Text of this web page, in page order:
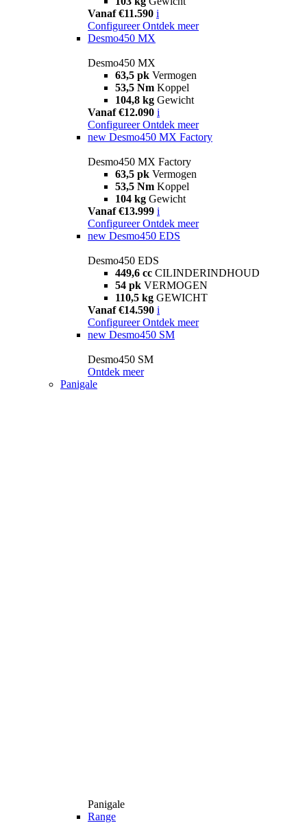
Vanaf €11.590 i
Configureer Ontdek meer
Desmo450 MX
Desmo450 MX
63,5 pk Vermogen
53,5 Nm Koppel
104,8 kg Gewicht
Vanaf €12.090 i
Configureer Ontdek meer
new Desmo450 MX Factory
Desmo450 MX Factory
63,5 pk Vermogen
53,5 Nm Koppel
104 kg Gewicht
Vanaf €13.999 i
Configureer Ontdek meer
new Desmo450 EDS
Desmo450 EDS
449,6 cc CILINDERINDHOUD
54 pk VERMOGEN
110,5 kg GEWICHT
Vanaf €14.590 i
Configureer Ontdek meer
new Desmo450 SM
Desmo450 SM
Ontdek meer
Panigale
Panigale
Range